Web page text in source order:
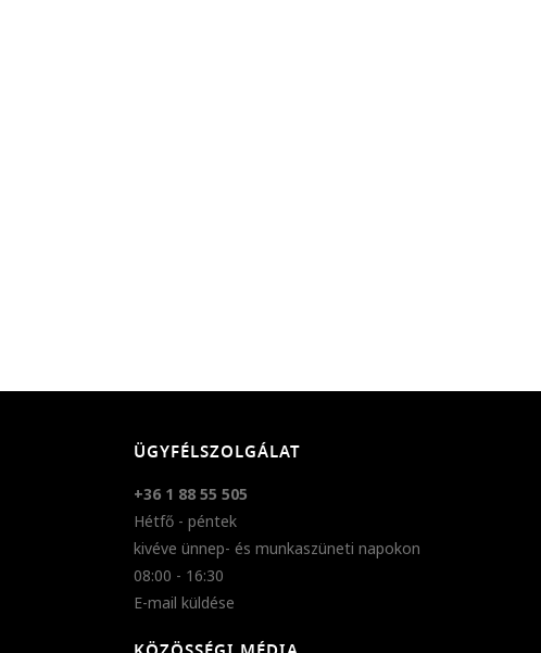
ÜGYFÉLSZOLGÁLAT
+36 1 88 55 505
Hétfő - péntek
kivéve ünnep- és munkaszüneti napokon
08:00 - 16:30
E-mail küldése